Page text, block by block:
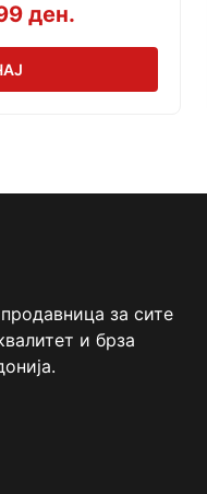
ден.
за сите
и брза